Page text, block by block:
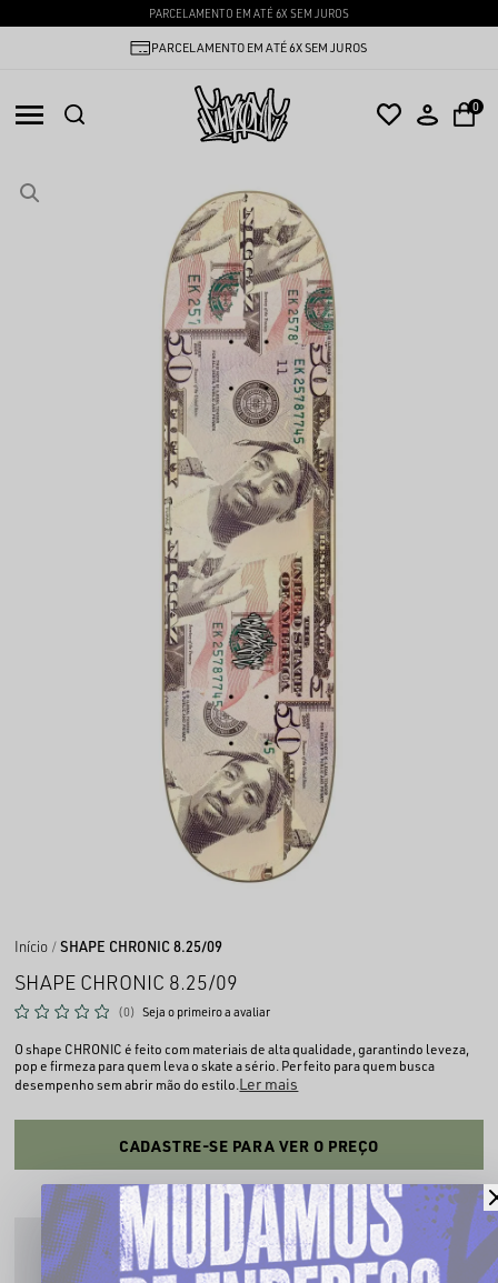
PARCELAMENTO EM ATÉ 6X SEM JUROS
PARCELAMENTO EM ATÉ 6X SEM JUROS
0
Início SHAPE CHRONIC 8.25/09
SHAPE CHRONIC 8.25/09
(0) Seja o primeiro a avaliar
O shape CHRONIC é feito com materiais de alta qualidade, garantindo leveza,
pop e firmeza para quem leva o skate a sério. Perfeito para quem busca
desempenho sem abrir mão do estilo.Ler mais
CADASTRE-SE PARA VER O PREÇO
PRODUTO INDISPONÍVEL
Cadastre seu email que te avisaremos quando estiver disponível: